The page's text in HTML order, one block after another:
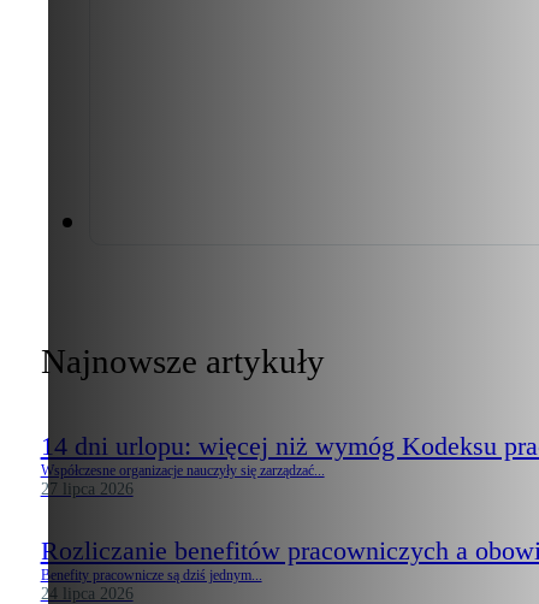
Najnowsze artykuły
14 dni urlopu: więcej niż wymóg Kodeksu
Współczesne organizacje nauczyły się zarządzać...
27 lipca 2026
Rozliczanie benefitów pracowniczych a
Benefity pracownicze są dziś jednym...
24 lipca 2026